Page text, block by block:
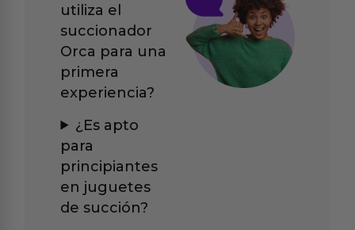
utiliza el
succionador
Orca para una
primera
experiencia?
¿Es apto
para
principiantes
en juguetes
de succión?